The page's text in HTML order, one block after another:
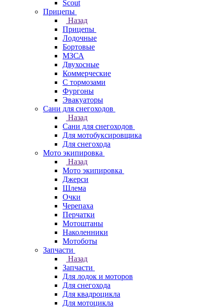
Scout
Прицепы
Назад
Прицепы
Лодочные
Бортовые
МЗСА
Двухосные
Коммерческие
С тормозами
Фургоны
Эвакуаторы
Сани для снегоходов
Назад
Сани для снегоходов
Для мотобуксировщика
Для снегохода
Мото экипировка
Назад
Мото экипировка
Джерси
Шлема
Очки
Черепаха
Перчатки
Мотоштаны
Наколенники
Мотоботы
Запчасти
Назад
Запчасти
Для лодок и моторов
Для снегохода
Для квадроцикла
Для мотоцикла